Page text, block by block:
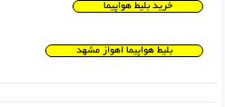
خرید بلیط هواپیما
بلیط هواپیما اهواز مشهد